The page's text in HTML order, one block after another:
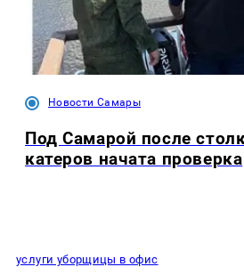
Новости Самары
Под Самарой после
катеров начата проверка
услуги уборщицы в офис